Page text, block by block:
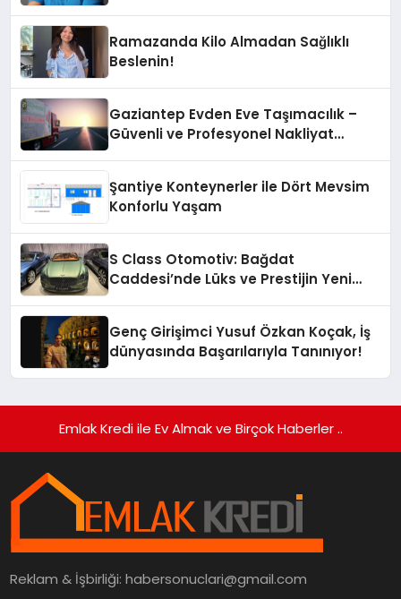
Ramazanda Kilo Almadan Sağlıklı
Beslenin!
Gaziantep Evden Eve Taşımacılık –
Güvenli ve Profesyonel Nakliyat
Şantiye Konteynerler ile Dört Mevsim
Konforlu Yaşam
S Class Otomotiv: Bağdat
Caddesi’nde Lüks ve Prestijin Yeni
Genç Girişimci Yusuf Özkan Koçak, İş
dünyasında Başarılarıyla Tanınıyor!
Emlak Kredi ile Ev Almak ve Birçok Haberler ..
Reklam & İşbirliği:habersonuclari@gmail.com